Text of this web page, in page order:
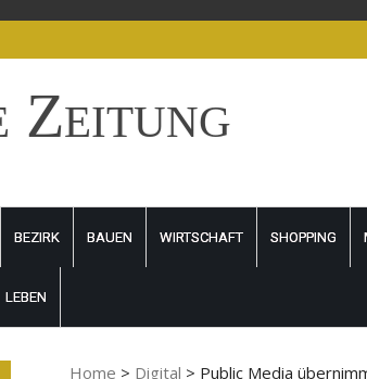
BEZIRK BAUEN WIRTSCHAFT SHOPPING
LEBEN
Home > Digital > Public Media